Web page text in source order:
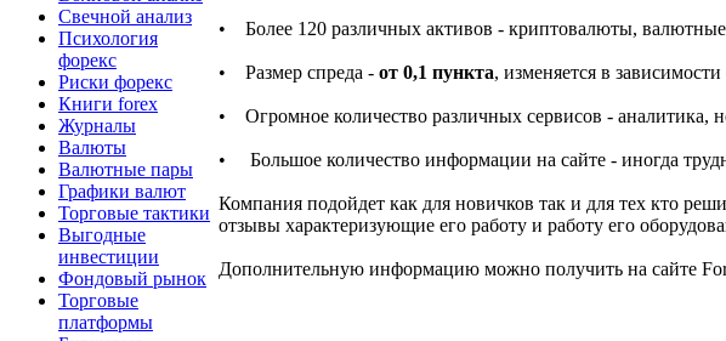
Свечной анализ
Психология
форекс
Риски форекс
Книги forex
Журналы
Валюты
Валютные пары
Графики валют
Торговые тактики
Выгодные
инвестиции
Фондовый рынок
Торговые
платформы
• Более 120 различных активов - криптовалюты,
• Размер спреда - от 0,1 пункта, изменяется в
• Огромное количество различных сервисов - аналитика,
• Большое количество информации на сайте - иногда
Компания подойдет как для новичков так и для тех кто
отзывы характеризующие его работу и работу его
Дополнительную информацию можно получить на сайте